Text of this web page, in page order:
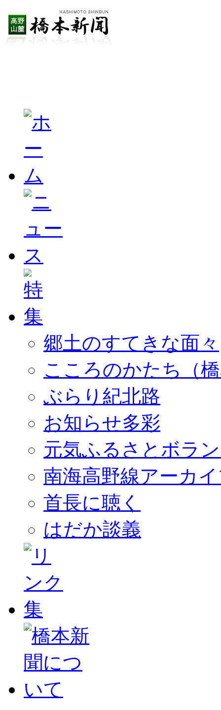
郷土のすてきな面々
こころのかたち（
ぶらり紀北路
お知らせ多彩
元気ふるさとボラ
南海高野線アーカ
首長に聴く
はだか談義